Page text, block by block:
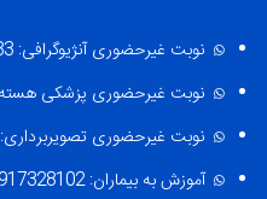
نوبت غیرحضوری آنژیوگرافی: 09908142883
نوبت غیرحضوری پزشکی هسته ای:
نوبت غیرحضوری تصویربرداری: 09908142886
آموزش به بیماران: 09917328102